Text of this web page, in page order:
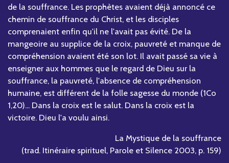
de la souffrance. Les prophètes avaient déjà annoncé ce
chemin de souffrance du Christ, et les disciples
comprenaient enfin qu'il ne l'avait pas évité. De la
mangeoire au supplice de la croix, pauvreté et manque de
compréhension avaient été son lot. Il avait passé sa vie à
enseigner aux hommes que le regard de Dieu sur la
souffrance, la pauvreté, l'absence de compréhension
humaine, est différent de la folle sagesse du monde (1Co
1,20)... Dans la croix est le salut. Dans la croix est la
victoire. Dieu l'a voulu ainsi.
La Mystique de la souffrance
(trad. Itinéraire spirituel, Parole et Silence 2003, p. 159)